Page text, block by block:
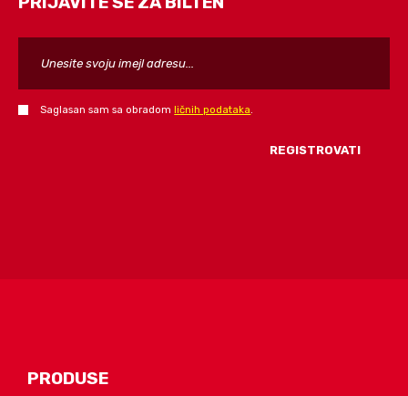
Saglasan sam sa obradomličnih podataka.
PRODUSE